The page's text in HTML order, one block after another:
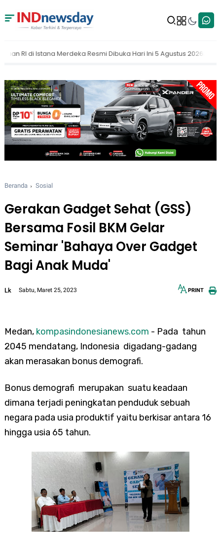
Dibuka Hari Ini 5 Agustus 2026 MAKI Dorong KPK Buka Nama
Beranda Sosial
Gerakan Gadget Sehat (GSS)
Bersama Fosil BKM Gelar
Seminar 'Bahaya Over Gadget
Bagi Anak Muda'
Lk Sabtu, Maret 25, 2023 PRINT
Medan, kompasindonesianews.com - Pada tahun
2045 mendatang, Indonesia digadang-gadang
akan merasakan bonus demografi.
Bonus demografi merupakan suatu keadaan
dimana terjadi peningkatan penduduk sebuah
negara pada usia produktif yaitu berkisar antara 16
hingga usia 65 tahun.